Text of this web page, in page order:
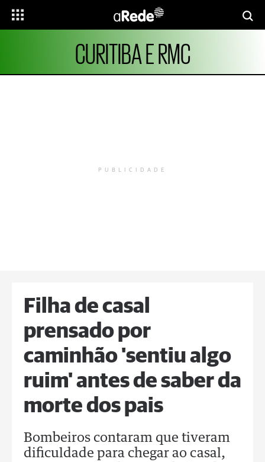
CURITIBA E RMC
PUBLICIDADE
Filha de casal
prensado por
caminhão 'sentiu algo
ruim' antes de saber da
morte dos pais
Bombeiros contaram que tiveram
dificuldade para chegar ao casal,